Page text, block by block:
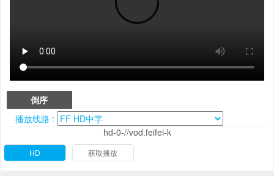
倒序
播放线路 :
hd-0-//vod.feifei-k
HD 获取播放